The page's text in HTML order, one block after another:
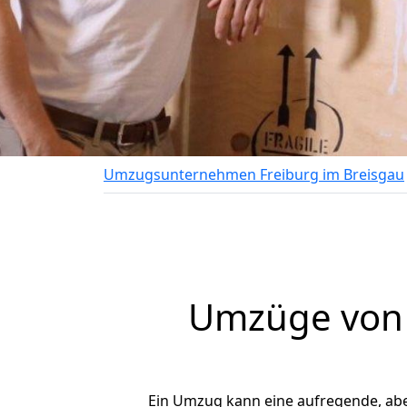
Umzugsunternehmen Freiburg im Breisgau
Umzüge
Ein Umzug kann eine aufregende,